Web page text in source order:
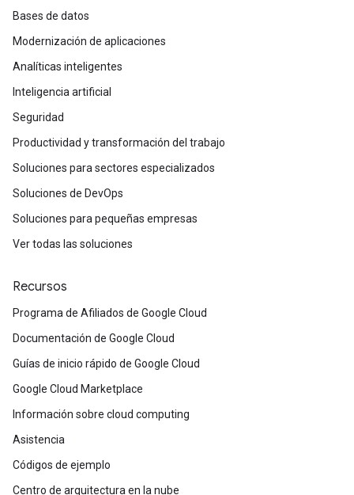
Bases de datos
Modernización de aplicaciones
Analíticas inteligentes
Inteligencia artificial
Seguridad
Productividad y transformación del trabajo
Soluciones para sectores especializados
Soluciones de DevOps
Soluciones para pequeñas empresas
Ver todas las soluciones
Recursos
Programa de Afiliados de Google Cloud
Documentación de Google Cloud
Guías de inicio rápido de Google Cloud
Google Cloud Marketplace
Información sobre cloud computing
Asistencia
Códigos de ejemplo
Centro de arquitectura en la nube